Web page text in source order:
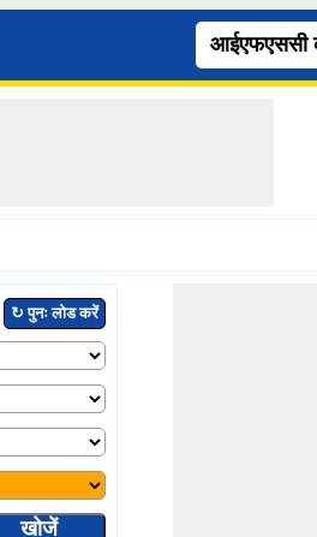
आईएफएससी
↻ पुनः लोड करें